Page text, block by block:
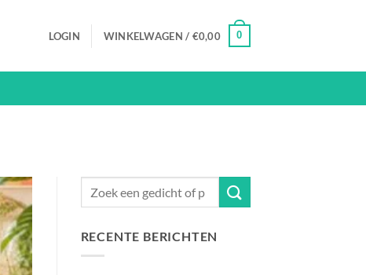
LOGIN WINKELWAGEN / €0,00 0
RECENTE BERICHTEN